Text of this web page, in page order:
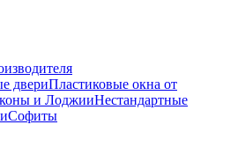
двериПластиковые окна от
и ЛоджииНестандартные
Софиты